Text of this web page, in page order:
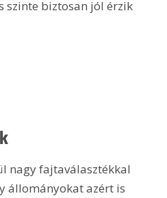
szinte biztosan jól érzik
nagy fajtaválasztékkal
állományokat azért is